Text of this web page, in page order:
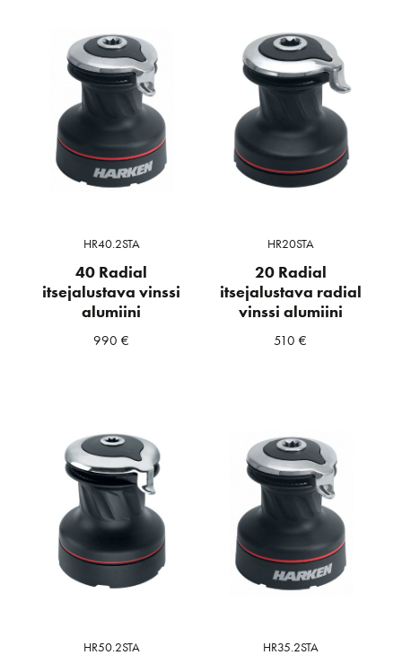
HR40.2STA
40 Radial
itsejalustava vinssi
alumiini
990€
HR20STA
20 Radial
itsejalustava radial
vinssi alumiini
510€
HR50.2STA HR35.2STA